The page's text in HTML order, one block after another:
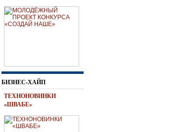
БИЗНЕС-ХАЙП
ТЕХНОНОВИНКИ
«ШВАБЕ»